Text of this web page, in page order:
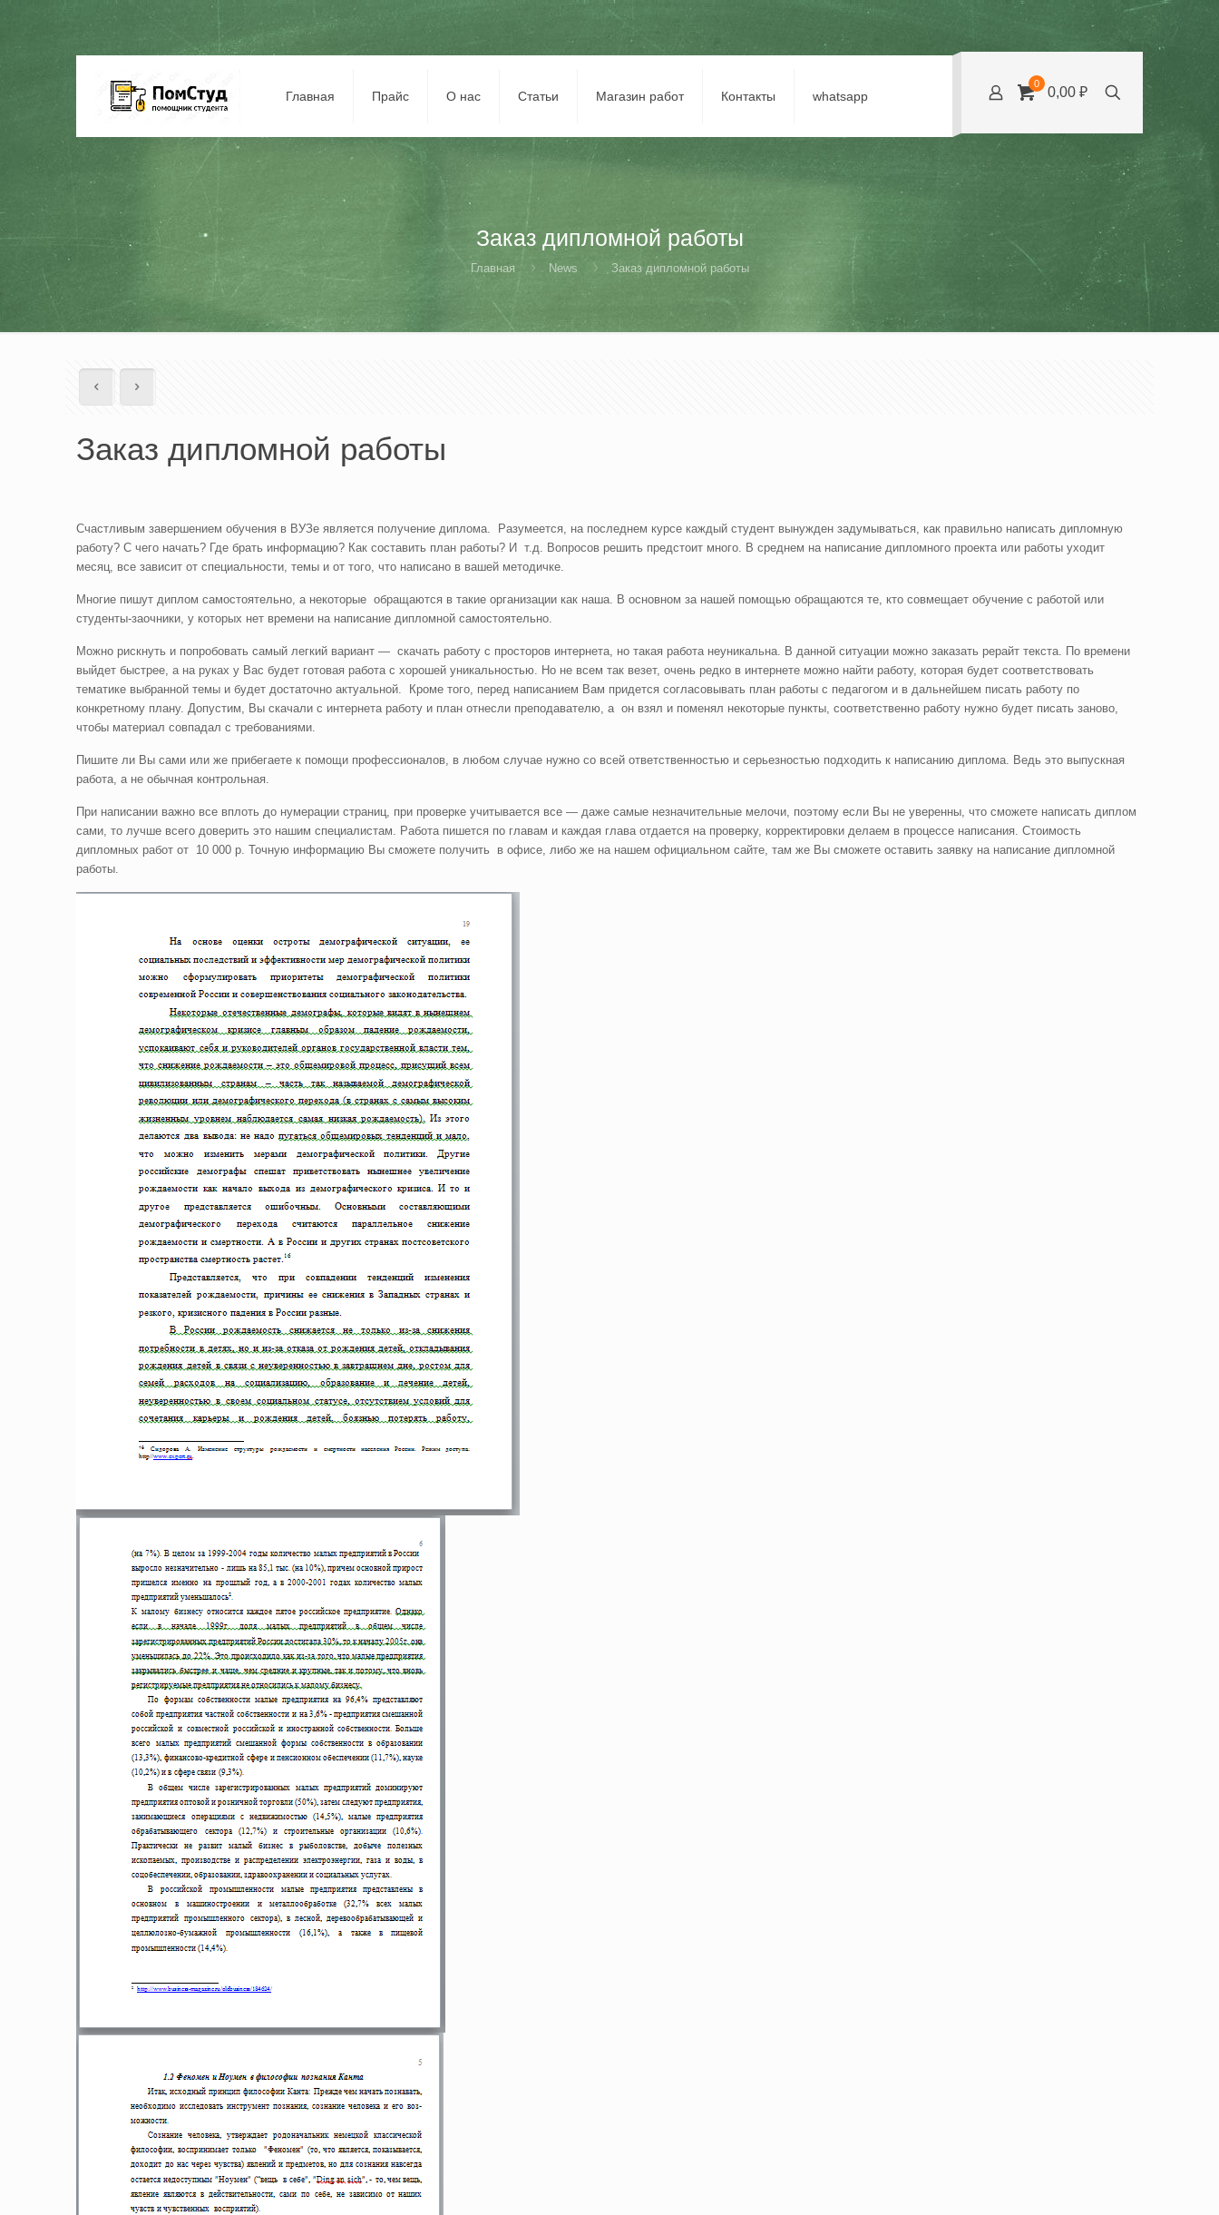
Главная Прайс О нас Статьи Магазин работ Контакты whatsapp
0
0,00 ₽
Заказ дипломной работы
Главная News Заказ дипломной работы
Заказ дипломной работы
Счастливым завершением обучения в ВУЗе является получение диплома. Разумеется, на последнем курсе каждый студент вынужден задумываться, как правильно написать дипломную
работу? С чего начать? Где брать информацию? Как составить план работы? И т.д. Вопросов решить предстоит много. В среднем на написание дипломного проекта или работы уходит
месяц, все зависит от специальности, темы и от того, что написано в вашей методичке.
Многие пишут диплом самостоятельно, а некоторые обращаются в такие организации как наша. В основном за нашей помощью обращаются те, кто совмещает обучение с работой или
студенты-заочники, у которых нет времени на написание дипломной самостоятельно.
Можно рискнуть и попробовать самый легкий вариант — скачать работу с просторов интернета, но такая работа неуникальна. В данной ситуации можно заказать рерайт текста. По времени
выйдет быстрее, а на руках у Вас будет готовая работа с хорошей уникальностью. Но не всем так везет, очень редко в интернете можно найти работу, которая будет соответствовать
тематике выбранной темы и будет достаточно актуальной. Кроме того, перед написанием Вам придется согласовывать план работы с педагогом и в дальнейшем писать работу по
конкретному плану. Допустим, Вы скачали с интернета работу и план отнесли преподавателю, а он взял и поменял некоторые пункты, соответственно работу нужно будет писать заново,
чтобы материал совпадал с требованиями.
Пишите ли Вы сами или же прибегаете к помощи профессионалов, в любом случае нужно со всей ответственностью и серьезностью подходить к написанию диплома. Ведь это выпускная
работа, а не обычная контрольная.
При написании важно все вплоть до нумерации страниц, при проверке учитывается все — даже самые незначительные мелочи, поэтому если Вы не уверенны, что сможете написать диплом
сами, то лучше всего доверить это нашим специалистам. Работа пишется по главам и каждая глава отдается на проверку, корректировки делаем в процессе написания. Стоимость
дипломных работ от 10 000 р. Точную информацию Вы сможете получить в офисе, либо же на нашем официальном сайте, там же Вы сможете оставить заявку на написание дипломной
работы.